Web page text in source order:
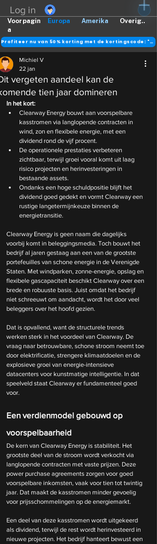
Log in
Europa Amerika Overig..
Voorpagin
a
Profiteer nu van 50% korting met de kortingscode: "DANK"
vergeten aandeel kan de
tien jaar domineren
Michiel V
22 jan
In het kort:
Clearway Energy bouwt aan voorspelbare
kasstromen via langlopende contracten in
wind, zon en flexibele energie, met een
dividend rond de vijf procent.
De operationele prestaties verbeteren
zichtbaar, terwijl groei vooral komt uit laag
risico projecten en herinvesteringen in
bestaande assets.
Ondanks een hoge schuldpositie blijft het
dividend goed gedekt en vormt Clearway een
rustige langetermijnkeuze binnen de
energietransitie.
Clearway Energy is geen naam die dagelijks
voorbij komt in beleggingsmedia. Toch bouwt het
bedrijf al jaren gestaag aan een van de grootste
portefeuilles van schone energie in de Verenigde
Staten. Met windparken, zonne-energie, opslag en
flexibele gascapaciteit beschikt Clearway over een
brede en robuuste basis. Juist omdat het bedrijf
niet schreeuwt om aandacht, wordt het door veel
beleggers over het hoofd gezien.
Dat is opvallend, want de structurele trends
werken sterk in het voordeel van Clearway. De
vraag naar betrouwbare, schone stroom neemt toe
door elektrificatie, strengere klimaatdoelen en de
explosieve groei van energie-intensieve
datacenters voor kunstmatige intelligentie. In dat
speelveld staat Clearway er fundamenteel goed
voor.
Een verdienmodel gebouwd op
voorspelbaarheid
De kern van Clearway Energy is stabiliteit. Het
grootste deel van de stroom wordt verkocht via
langlopende contracten met vaste prijzen. Deze
power purchase agreements zorgen voor goed
voorspelbare inkomsten, vaak voor tien tot twintig
jaar. Dat maakt de kasstromen minder gevoelig
voor prijsschommelingen op de energiemarkt.
Een deel van deze kasstromen wordt uitgekeerd
als dividend, terwijl de rest wordt herinvesteerd in
nieuwe projecten. Het bedrijf hanteert bewust een